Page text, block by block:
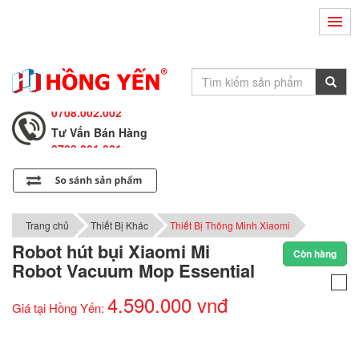
0708.001.001
Hỗ Trợ Kỹ Thuật
Tư Vấn Bán Hàng
0708.001.001
Trang chủ Thiết Bị Khác Thiết Bị Thông Minh Xiaomi
Robot hút bụi Xiaomi Mi
Robot Vacuum Mop Essential
Còn hàng
Giá tại Hồng Yến: 4.590.000 vnđ